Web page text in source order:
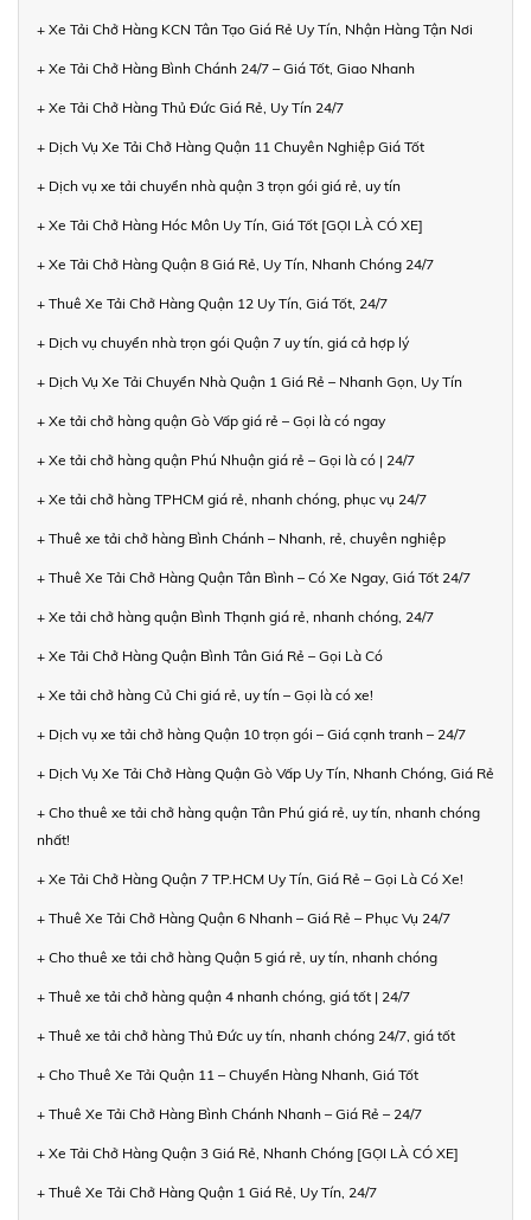
+ Xe Tải Chở Hàng KCN Tân Tạo Giá Rẻ Uy Tín, Nhận Hàng Tận Nơi
+ Xe Tải Chở Hàng Bình Chánh 24/7 – Giá Tốt, Giao Nhanh
+ Xe Tải Chở Hàng Thủ Đức Giá Rẻ, Uy Tín 24/7
+ Dịch Vụ Xe Tải Chở Hàng Quận 11 Chuyên Nghiệp Giá Tốt
+ Dịch vụ xe tải chuyển nhà quận 3 trọn gói giá rẻ, uy tín
+ Xe Tải Chở Hàng Hóc Môn Uy Tín, Giá Tốt [GỌI LÀ CÓ XE]
+ Xe Tải Chở Hàng Quận 8 Giá Rẻ, Uy Tín, Nhanh Chóng 24/7
+ Thuê Xe Tải Chở Hàng Quận 12 Uy Tín, Giá Tốt, 24/7
+ Dịch vụ chuyển nhà trọn gói Quận 7 uy tín, giá cả hợp lý
+ Dịch Vụ Xe Tải Chuyển Nhà Quận 1 Giá Rẻ – Nhanh Gọn, Uy Tín
+ Xe tải chở hàng quận Gò Vấp giá rẻ – Gọi là có ngay
+ Xe tải chở hàng quận Phú Nhuận giá rẻ – Gọi là có | 24/7
+ Xe tải chở hàng TPHCM giá rẻ, nhanh chóng, phục vụ 24/7
+ Thuê xe tải chở hàng Bình Chánh – Nhanh, rẻ, chuyên nghiệp
+ Thuê Xe Tải Chở Hàng Quận Tân Bình – Có Xe Ngay, Giá Tốt 24/7
+ Xe tải chở hàng quận Bình Thạnh giá rẻ, nhanh chóng, 24/7
+ Xe Tải Chở Hàng Quận Bình Tân Giá Rẻ – Gọi Là Có
+ Xe tải chở hàng Củ Chi giá rẻ, uy tín – Gọi là có xe!
+ Dịch vụ xe tải chở hàng Quận 10 trọn gói – Giá cạnh tranh – 24/7
+ Dịch Vụ Xe Tải Chở Hàng Quận Gò Vấp Uy Tín, Nhanh Chóng, Giá Rẻ
+ Cho thuê xe tải chở hàng quận Tân Phú giá rẻ, uy tín, nhanh chóng
nhất!
+ Xe Tải Chở Hàng Quận 7 TP.HCM Uy Tín, Giá Rẻ – Gọi Là Có Xe!
+ Thuê Xe Tải Chở Hàng Quận 6 Nhanh – Giá Rẻ – Phục Vụ 24/7
+ Cho thuê xe tải chở hàng Quận 5 giá rẻ, uy tín, nhanh chóng
+ Thuê xe tải chở hàng quận 4 nhanh chóng, giá tốt | 24/7
+ Thuê xe tải chở hàng Thủ Đức uy tín, nhanh chóng 24/7, giá tốt
+ Cho Thuê Xe Tải Quận 11 – Chuyển Hàng Nhanh, Giá Tốt
+ Thuê Xe Tải Chở Hàng Bình Chánh Nhanh – Giá Rẻ – 24/7
+ Xe Tải Chở Hàng Quận 3 Giá Rẻ, Nhanh Chóng [GỌI LÀ CÓ XE]
+ Thuê Xe Tải Chở Hàng Quận 1 Giá Rẻ, Uy Tín, 24/7